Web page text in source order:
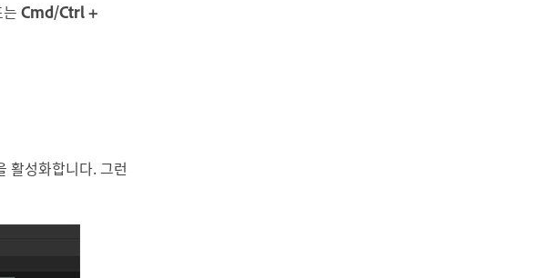
Cmd/Ctrl +
활성화합니다. 그런